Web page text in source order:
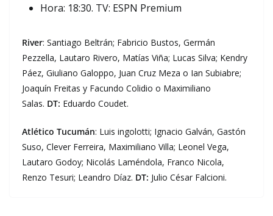
Hora: 18:30. TV: ESPN Premium
River: Santiago Beltrán; Fabricio Bustos, Germán
Pezzella, Lautaro Rivero, Matías Viña; Lucas Silva; Kendry
Páez, Giuliano Galoppo, Juan Cruz Meza o Ian Subiabre;
Joaquín Freitas y Facundo Colidio o Maximiliano
Salas. DT: Eduardo Coudet.
Atlético Tucumán: Luis ingolotti; Ignacio Galván, Gastón
Suso, Clever Ferreira, Maximiliano Villa; Leonel Vega,
Lautaro Godoy; Nicolás Laméndola, Franco Nicola,
Renzo Tesuri; Leandro Díaz. DT: Julio César Falcioni.